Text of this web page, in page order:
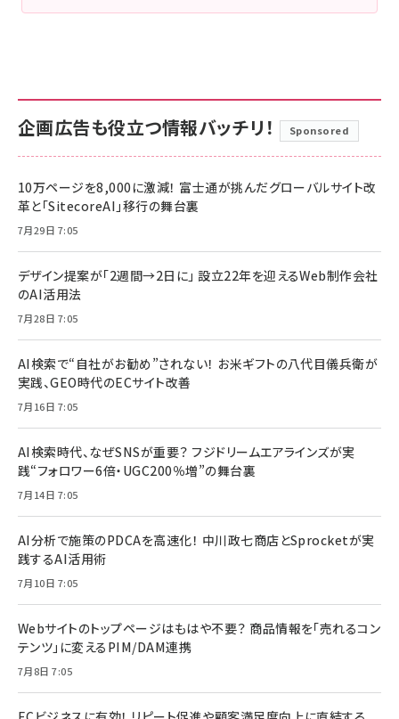
企画広告も役立つ情報バッチリ！ Sponsored
10万ページを8,000に激減！ 富士通が挑んだグローバルサイト改
革と「SitecoreAI」移行の舞台裏
7月29日 7:05
デザイン提案が「2週間→2日に」 設立22年を迎えるWeb制作会社
のAI活用法
7月28日 7:05
AI検索で“自社がお勧め”されない！ お米ギフトの八代目儀兵衛が
実践、GEO時代のECサイト改善
7月16日 7:05
AI検索時代、なぜSNSが重要？ フジドリームエアラインズが実
践“フォロワー6倍・UGC200％増”の舞台裏
7月14日 7:05
AI分析で施策のPDCAを高速化！ 中川政七商店とSprocketが実
践するAI活用術
7月10日 7:05
Webサイトのトップページはもはや不要？ 商品情報を「売れるコン
テンツ」に変えるPIM/DAM連携
7月8日 7:05